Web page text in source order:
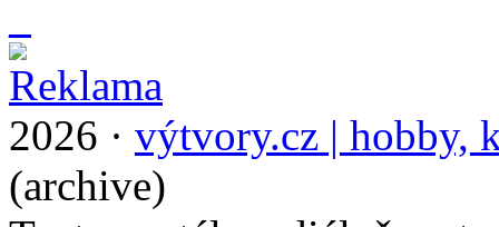
2026 · výtvory.cz | hobby,
(archive)